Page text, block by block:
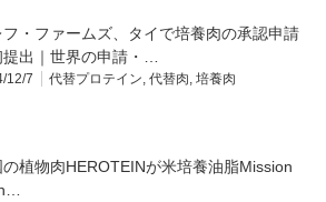
フ・ファームズ、タイで培養肉の承認申請
提出｜世界の申請・…
12/7 代替プロテイン 代替肉 培養肉
の植物肉HEROTEINが米培養油脂Mission